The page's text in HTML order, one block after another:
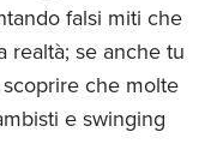
falsi miti che
realtà; se anche tu
che molte
e swinging